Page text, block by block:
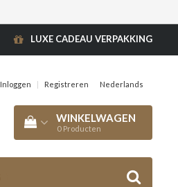
LUXE CADEAU VERPAKKING
Inloggen | Registreren Nederlands
WINKELWAGEN
0 Producten